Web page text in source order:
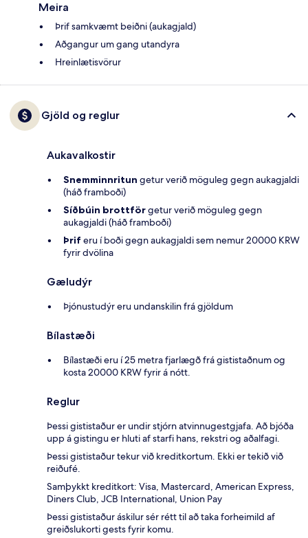
Meira
Þrif samkvæmt beiðni (aukagjald)
Aðgangur um gang utandyra
Hreinlætisvörur
Gjöld og reglur
Aukavalkostir
Snemminnritun getur verið möguleg gegn aukagjaldi
(háð framboði)
Síðbúin brottförgetur verið möguleg gegn
aukagjaldi (háð framboði)
Þrif eru í boði gegn aukagjaldi sem nemur 20000 KRW
fyrir dvölina
Gæludýr
Þjónustudýr eru undanskilin frá gjöldum
Bílastæði
Bílastæði eru í 25 metra fjarlægð frá gististaðnum og
kosta 20000 KRW fyrir á nótt.
Reglur
Þessi gististaður er undir stjórn atvinnugestgjafa. Að bjóða
upp á gistingu er hluti af starfi hans, rekstri og aðalfagi.
Þessi gististaður tekur við kreditkortum. Ekki er tekið við
reiðufé.
Samþykkt kreditkort: Visa, Mastercard, American Express,
Diners Club, JCB International, Union Pay
Þessi gististaður áskilur sér rétt til að taka forheimild af
greiðslukorti gests fyrir komu.